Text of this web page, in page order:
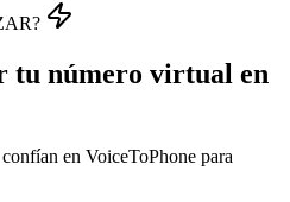
tu número virtual en
en VoiceToPhone para